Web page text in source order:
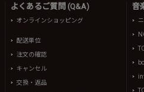
よくあるご質問 (Q&A)
オンラインショッピング
配送単位
注文の確認
キャンセル
交換・返品
音